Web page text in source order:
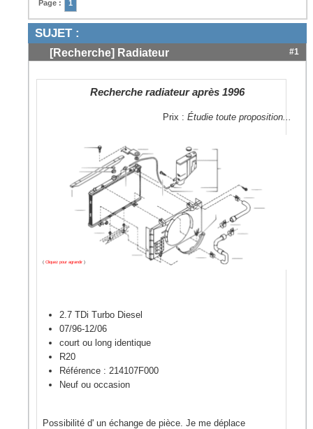
Page : 1
SUJET :
[Recherche] Radiateur #1
Recherche radiateur après 1996
Prix : Étudie toute proposition...
( Cliquez pour agrandir )
2.7 TDi Turbo Diesel
07/96-12/06
court ou long identique
R20
Référence : 214107F000
Neuf ou occasion
Possibilité d' un échange de pièce. Je me déplace